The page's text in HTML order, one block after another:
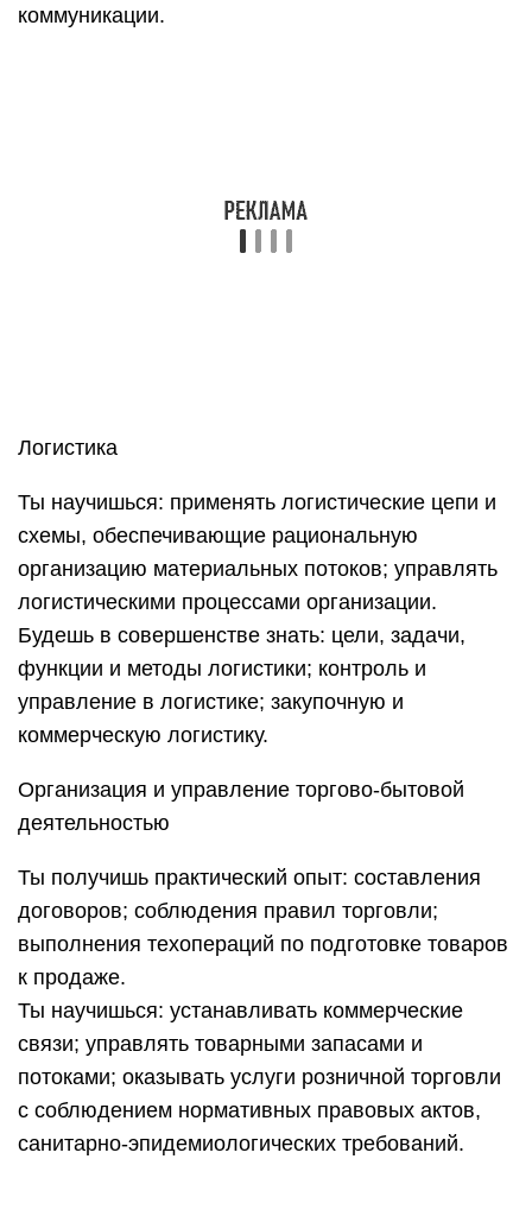
коммуникации.
логистическими процессами организации.
Будешь в совершенстве знать: цели, задачи,
деятельностью
Ты получишь практический опыт: составления
договоров; соблюдения правил торговли;
выполнения техопераций по подготовке товаров
к продаже.
Ты научишься: устанавливать коммерческие
связи; управлять товарными запасами и
потоками; оказывать услуги розничной торговли
с соблюдением нормативных правовых актов,
Управление ассортиментом, оценка качества и
Ты сможешь: формировать и анализировать
торговый (или промышленный) ассортимент;
оценивать качество товаров и устанавливать их
градации качества; рассчитывать товарные
потери и списывать их; соблюдать оптимальные
условия и сроки хранения и транспортировки,
санитарно-эпидемиологические требования к
ним